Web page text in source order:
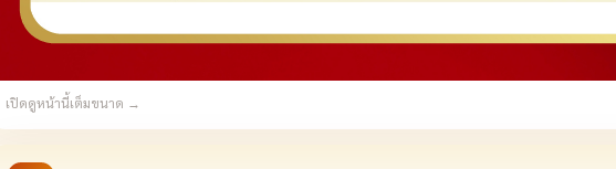
เปิดดูหน้านี้เต็มขนาด →